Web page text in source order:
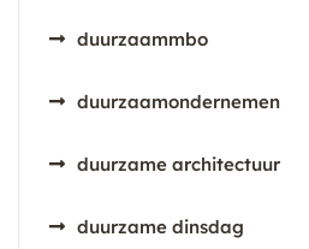
duurzaammbo
duurzaamondernemen
duurzame architectuur
duurzame dinsdag